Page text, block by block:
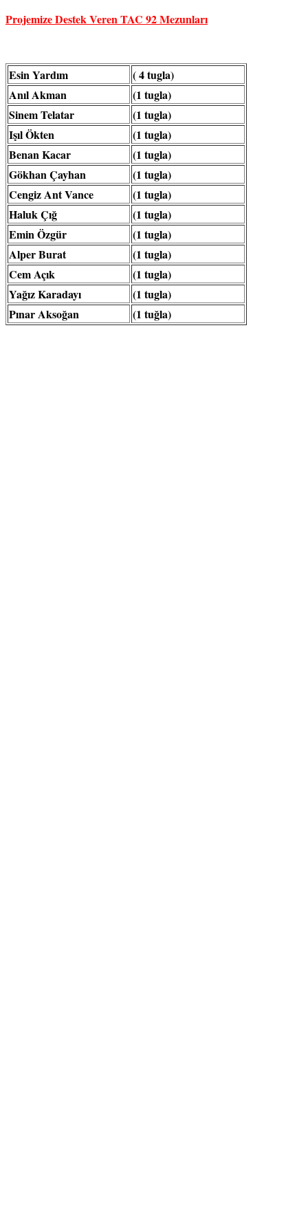
Projemize Destek Veren TAC 92 Mezunları
Esin Yardım
( 4 tugla)
Anıl Akman
(1 tugla)
Sinem Telatar
(1 tugla)
Işıl Ökten
(1 tugla)
Benan Kacar
(1 tugla)
Gökhan Çayhan
(1 tugla)
Cengiz Ant Vance
(1 tugla)
Haluk Çığ
(1 tugla)
Emin Özgür
(1 tugla)
Alper Burat
(1 tugla)
Cem Açık
(1 tugla)
Yağız Karadayı
(1 tugla)
Pınar Aksoğan
(1 tuğla)